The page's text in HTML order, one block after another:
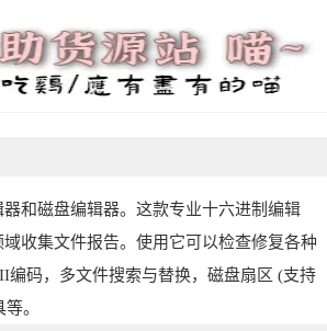
和磁盘编辑器。这款专业十六进制编辑
收集文件报告。使用它可以检查修复各种
编码，多文件搜索与替换，磁盘扇区 (支持
。